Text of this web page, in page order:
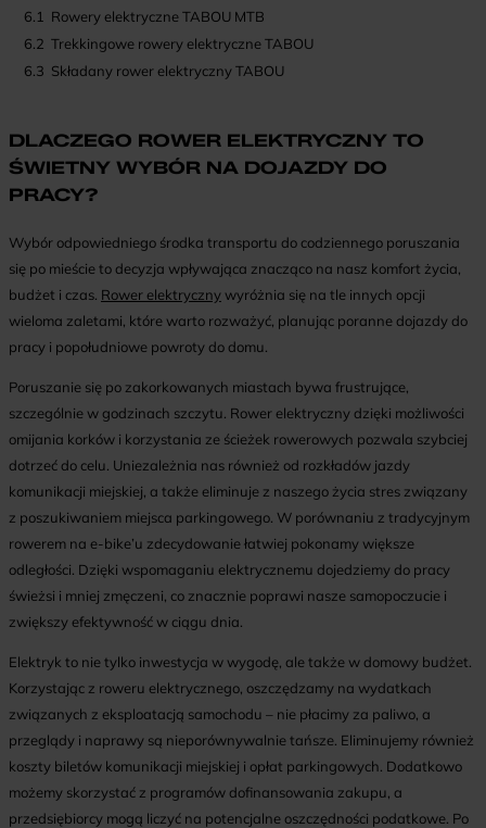
6.1
Rowery elektryczne TABOU MTB
6.2 Trekkingowe rowery elektryczne TABOU
6.3 Składany rower elektryczny TABOU
DLACZEGO ROWER ELEKTRYCZNY TO
ŚWIETNY WYBÓR NA DOJAZDY DO
PRACY?
Wybór odpowiedniego środka transportu do codziennego poruszania
się po mieście to decyzja wpływająca znacząco na nasz komfort życia,
budżet i czas. Rower elektryczny wyróżnia się na tle innych opcji
wieloma zaletami, które warto rozważyć, planując poranne dojazdy do
pracy i popołudniowe powroty do domu.
Poruszanie się po zakorkowanych miastach bywa frustrujące,
szczególnie w godzinach szczytu. Rower elektryczny dzięki możliwości
omijania korków i korzystania ze ścieżek rowerowych pozwala szybciej
dotrzeć do celu. Uniezależnia nas również od rozkładów jazdy
komunikacji miejskiej, a także eliminuje z naszego życia stres związany
z poszukiwaniem miejsca parkingowego. W porównaniu z tradycyjnym
rowerem na e-bike’u zdecydowanie łatwiej pokonamy większe
odległości. Dzięki wspomaganiu elektrycznemu dojedziemy do pracy
świeżsi i mniej zmęczeni, co znacznie poprawi nasze samopoczucie i
zwiększy efektywność w ciągu dnia.
Elektryk to nie tylko inwestycja w wygodę, ale także w domowy budżet.
Korzystając z roweru elektrycznego, oszczędzamy na wydatkach
związanych z eksploatacją samochodu – nie płacimy za paliwo, a
przeglądy i naprawy są nieporównywalnie tańsze. Eliminujemy również
koszty biletów komunikacji miejskiej i opłat parkingowych. Dodatkowo
możemy skorzystać z programów dofinansowania zakupu, a
przedsiębiorcy mogą liczyć na potencjalne oszczędności podatkowe. Po